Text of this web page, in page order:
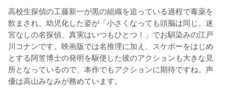
高校生探偵の工藤新一が黒の組織を追っている過程で毒薬を
飲まされ、幼児化した姿が「小さくなっても頭脳は同じ、迷
宮なしの名探偵、真実はいつもひとつ！」でお馴染みの江戸
川コナンです。映画版では名推理に加え、スケボーをはじめ
とする阿笠博士の発明を駆使した彼のアクションも大きな見
所となっているので、本作でもアクションに期待ですね。声
優は高山みなみが務めています。